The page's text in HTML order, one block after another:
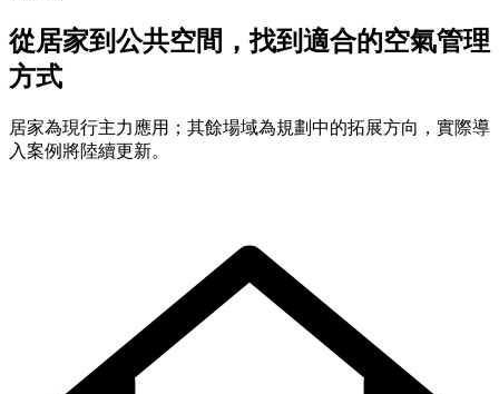
從居家到公共空間，找到適合的空氣管理
方式
居家為現行主力應用；其餘場域為規劃中的拓展方向，實際導
入案例將陸續更新。